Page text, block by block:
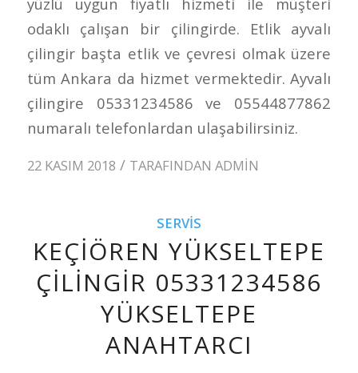
odaklı çalışan bir çilingirde. Etlik ayvalı
çilingir başta etlik ve çevresi olmak üzere
tüm Ankara da hizmet vermektedir. Ayvalı
çilingire 05331234586 ve 05544877862
numaralı telefonlardan ulaşabilirsiniz.
22 KASIM 2018 / TARAFINDAN ADMIN
SERVIS
KEÇIÖREN YÜKSELTEPE
ÇILINGIR 05331234586
YÜKSELTEPE
ANAHTARCI